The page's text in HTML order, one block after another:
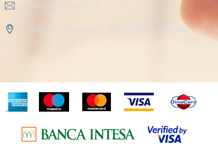
prodaja@steelsoft.rs
Autoput za Novi Sad 71 11080, Zemun-Beograd